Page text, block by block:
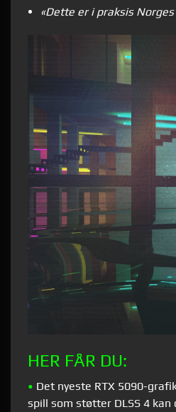
«Dette er i praksis
HER FÅR DU:
• Det nyeste RTX 5090-
spill som støtter DLSS 4 kan